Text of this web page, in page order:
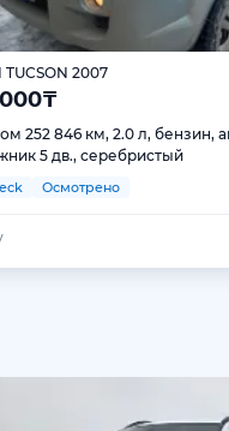
TUCSON 2007
₸
252 846 км, 2.0 л, бензин,
5 дв., серебристый
Осмотрено